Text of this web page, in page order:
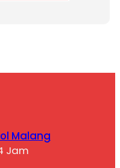
Malang
Jam